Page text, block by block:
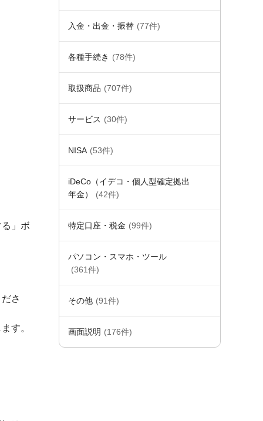
入金・出金・振替 (77件)
各種手続き (78件)
取扱商品 (707件)
サービス (30件)
NISA (53件)
iDeCo（イデコ・個人型確定拠出
年金）
(42件)
特定口座・税金 (99件)
パソコン・スマホ・ツール
(361件)
その他 (91件)
画面説明 (176件)
」ボ
さ
す。